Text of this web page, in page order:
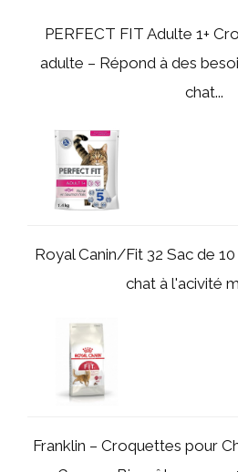
PERFECT FIT Adulte 1+
adulte – Répond à des
chat...
Royal Canin/Fit 32 Sac de
chat à l'acivité
Franklin – Croquettes pour